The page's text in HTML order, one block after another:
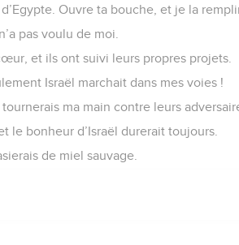
Ouvre ta bouche, et je la
pas voulu de moi.
et ils ont suivi leurs propres projets.
Israël marchait dans mes voies !
ma main contre leurs
le bonheur d’Israël durerait toujours.
de miel sauvage.